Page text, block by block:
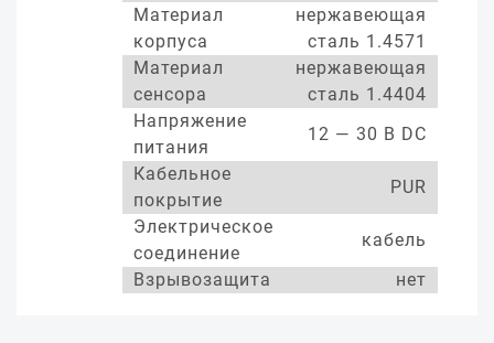
Материал
корпуса
нержавеющая
сталь 1.4571
Материал
сенсора
нержавеющая
сталь 1.4404
Напряжение
питания
12 — 30 В DC
Кабельное
покрытие
PUR
Электрическое
соединение
кабель
Взрывозащита
нет